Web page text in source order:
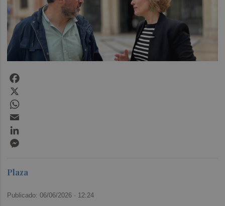
Plaza
Publicado: 06/06/2026 · 12:24